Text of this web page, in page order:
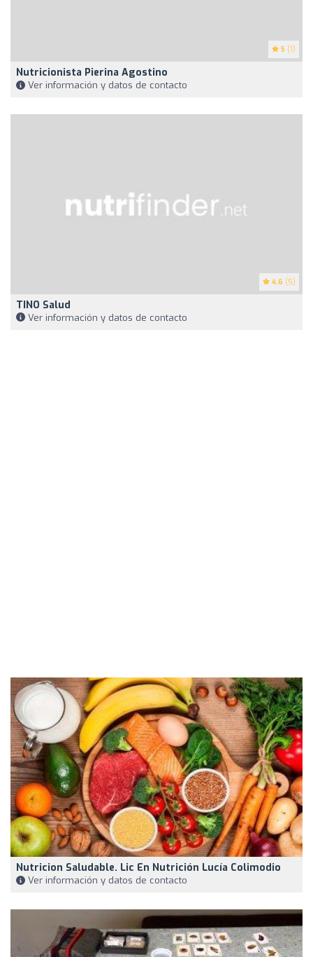
5 (1)
Nutricionista Pierina Agostino
Ver información y datos de contacto
4.6 (5)
TINO Salud
Ver información y datos de contacto
Nutricion Saludable. Lic En Nutrición Lucía Colimodio
Ver información y datos de contacto